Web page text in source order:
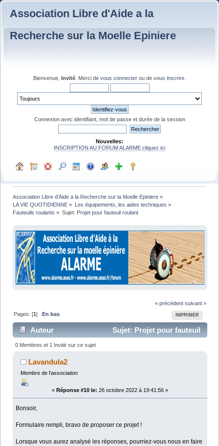
Association Libre d'Aide a la
Recherche sur la Moelle Epiniere
Bienvenue, Invité . Merci de vous connecter ou de vous inscrire
Connexion avec identifiant, mot de passe et durée de la session
Nouvelles:
INSCRIPTION AU FORUM ALARME cliquez ici
Association Libre d'Aide a la Recherche sur la Moelle Epiniere »
LA VIE QUOTIDIENNE » Les équipements, les aides techniques »
Fauteuils roulants » Sujet: Projet pour fauteuil roulant
« précédent suivant »
IMPRIMER
Pages: [1] En bas
Auteur
Sujet: Projet pour fauteuil
roulant (Lu 15788 fois)
0 Membres et 1 Invité sur ce sujet
Lavandula2
Membre de l'association
« Réponse #10 le: 26 octobre 2022 à 19:41:56 »
Bonsoir,
Formulaire rempli, bravo de proposer ce projet !
Lorsque vous aurez analysé les réponses, pourriez-vous nous en faire